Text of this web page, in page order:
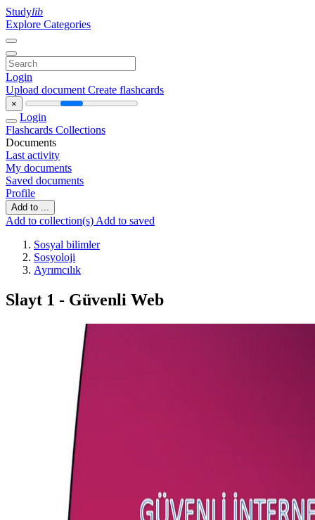
Studylib
Explore Categories
Login
Upload document Create flashcards
×
Login
Flashcards Collections
Documents
Last activity
My documents
Saved documents
Profile
Add to ...
Add to collection(s) Add to saved
Sosyal bilimler
Sosyoloji
Ayrımcılık
Slayt 1 - Güvenli Web